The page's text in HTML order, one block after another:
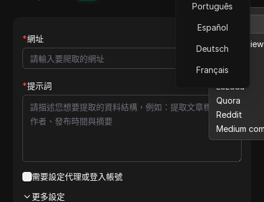
Português
Español
Deutsch
Français
Ebay
Twitter
Lazada
Quora
Reddit
Medium
Etsy
*網址
*提示詞
需要設定代理或登入帳號
更多設定